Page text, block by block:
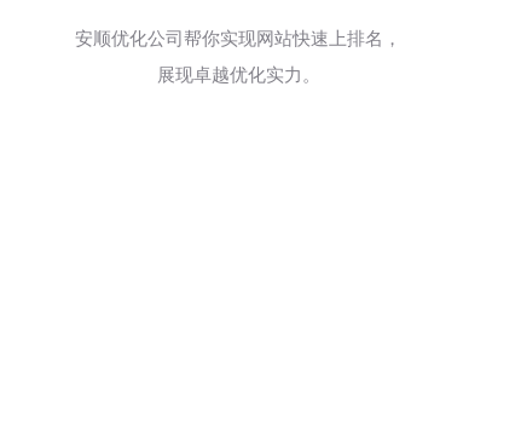
安顺优化公司帮你实现网站快速上排名，
展现卓越优化实力。